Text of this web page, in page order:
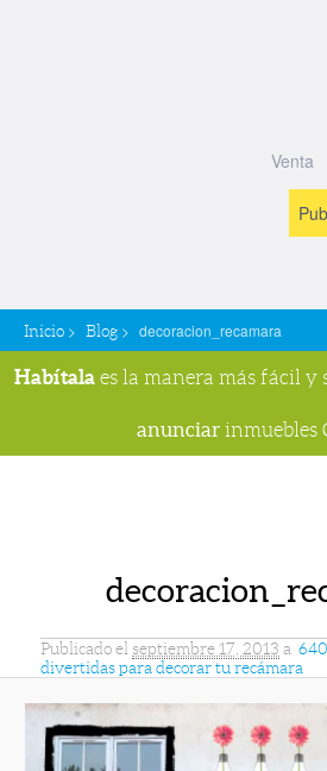
Venta
Inicio > Blog > decoracion_recamara
Habítala es la manera más fácil y
anunciar inmuebles
Publicado el septiembre 17, 2013 a
divertidas para decorar tu recámara